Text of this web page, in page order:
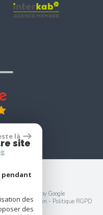
powered by Google
-Liens-Admin - Politique RGPD
là
site
pendant
des
des